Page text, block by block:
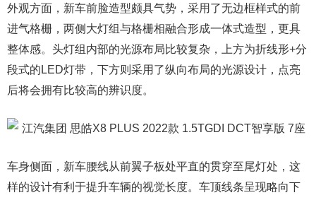
外观方面，新车前脸造型颇具气势，采用了无边框样式的前
进气格栅，两侧大灯组与格栅相融合形成一体式造型，更具
整体感。头灯组内部的光源布局比较复杂，上方为折线形+分
段式的LED灯带，下方则采用了纵向布局的光源设计，点亮
后将会拥有比较高的辨识度。
车身侧面，新车腰线从前翼子板处平直的贯穿至尾灯处，这
样的设计有利于提升车辆的视觉长度。车顶线条呈现略向下